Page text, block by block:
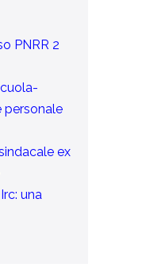
PNRR 2
personale
ex
una